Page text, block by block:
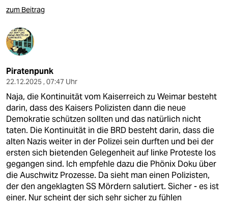
zum Beitrag
Piratenpunk
22.12.2025 , 07:47 Uhr
Naja, die Kontinuität vom Kaiserreich zu Weimar besteht
darin, dass des Kaisers Polizisten dann die neue
Demokratie schützen sollten und das natürlich nicht
taten. Die Kontinuität in die BRD besteht darin, dass die
alten Nazis weiter in der Polizei sein durften und bei der
ersten sich bietenden Gelegenheit auf linke Proteste los
gegangen sind. Ich empfehle dazu die Phönix Doku über
die Auschwitz Prozesse. Da sieht man einen Polizisten,
der den angeklagten SS Mördern salutiert. Sicher - es ist
einer. Nur scheint der sich sehr sicher zu fühlen